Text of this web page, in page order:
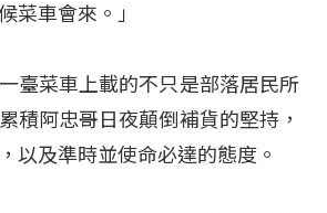
菜車會來。」
臺菜車上載的不只是部落居民所
積阿忠哥日夜顛倒補貨的堅持，
以及準時並使命必達的態度。